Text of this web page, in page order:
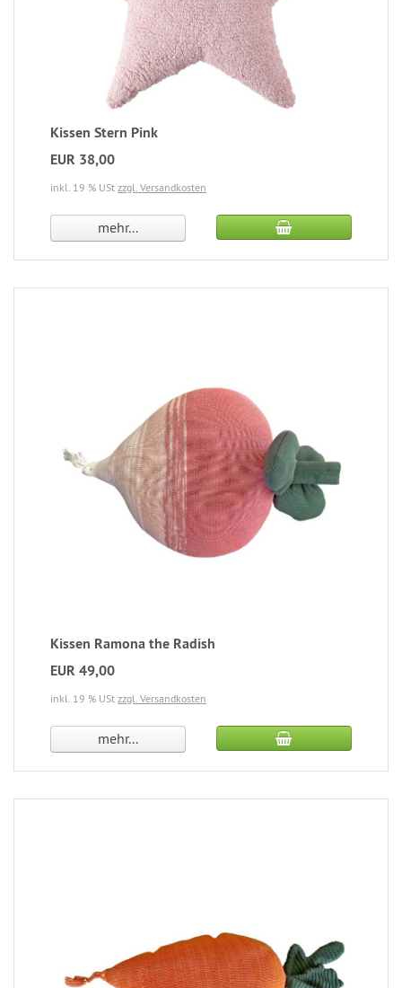
Kissen Stern Pink
EUR 38,00
inkl. 19 % USt zzgl. Versandkosten
mehr...
Kissen Ramona the Radish
EUR 49,00
inkl. 19 % USt zzgl. Versandkosten
mehr...